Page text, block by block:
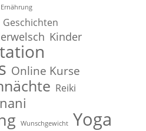
Ernährung
Geschichten
Kinder
Online Kurse
Reiki
Wunschgewicht Yoga